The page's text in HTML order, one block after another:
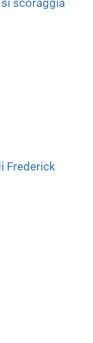
Frederick